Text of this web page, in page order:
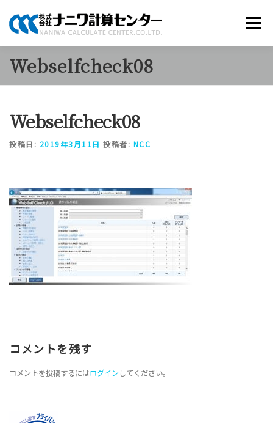
メニュー
商品のご案内 ソリューション
採用情報 お知らせ お問い合わせ
Webselfcheck08
Webselfcheck08
投稿日: 2019年3月11日 投稿者: NCC
コメントを残す
コメントを投稿するにはログイン してください。